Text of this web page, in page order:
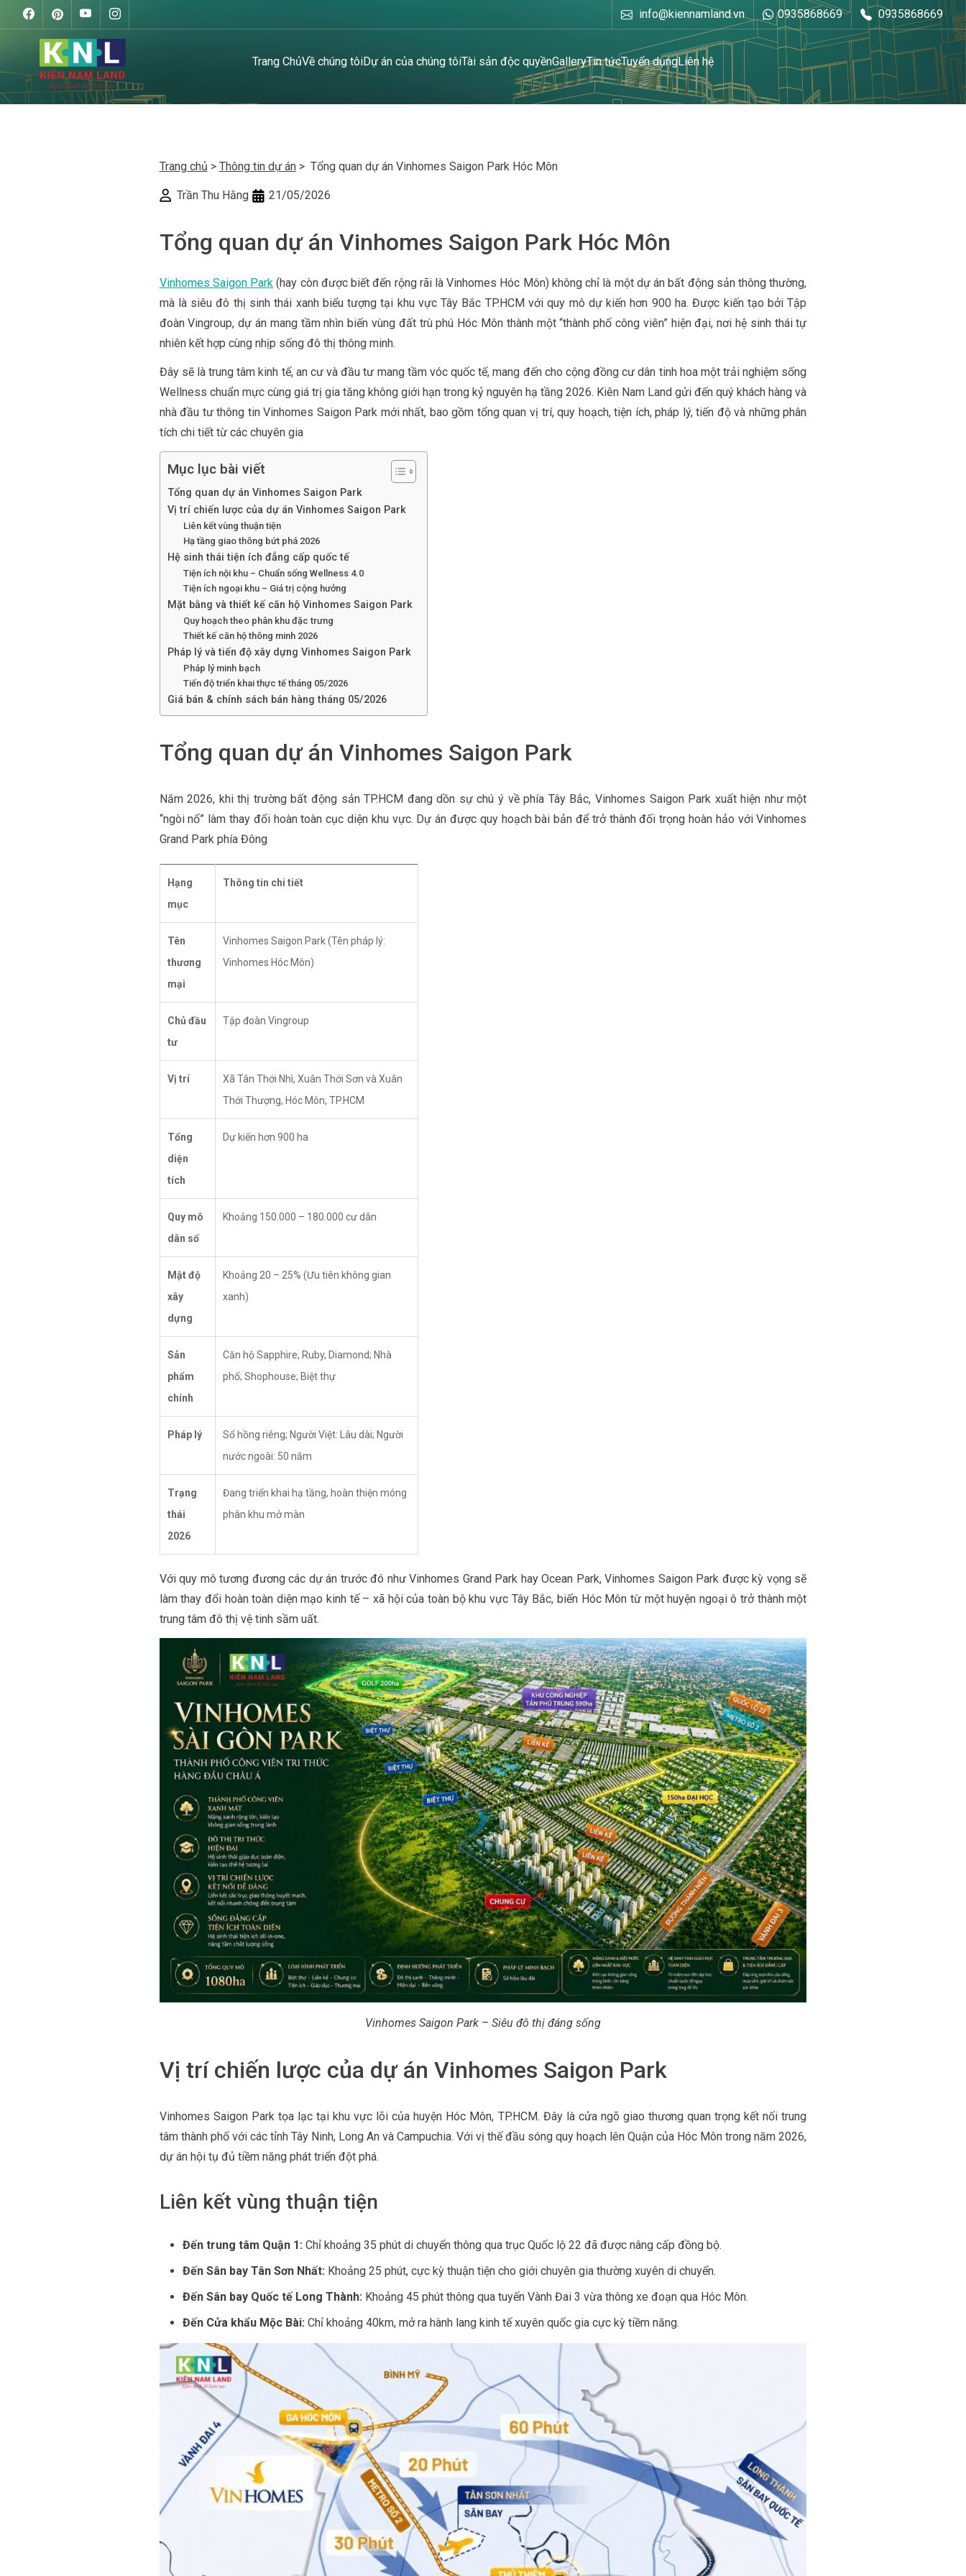
info@kiennamland.vn 0935868669 0935868669
Trang ChủVề chúng tôiDự án của chúng tôiTài sản độc quyềnGalleryTin tứcTuyển dụngLiên hệ
Trang chủ > Thông tin dự án> Tổng quan dự án Vinhomes Saigon Park Hóc Môn
Trần Thu Hằng 21/05/2026
Tổng quan dự án Vinhomes Saigon Park Hóc Môn
Vinhomes Saigon Park (hay còn được biết đến rộng rãi là Vinhomes Hóc Môn) không chỉ là một dự án bất động sản thông thường,
mà là siêu đô thị sinh thái xanh biểu tượng tại khu vực Tây Bắc TP.HCM với quy mô dự kiến hơn 900 ha. Được kiến tạo bởi Tập
đoàn Vingroup, dự án mang tầm nhìn biến vùng đất trù phú Hóc Môn thành một “thành phố công viên” hiện đại, nơi hệ sinh thái tự
nhiên kết hợp cùng nhịp sống đô thị thông minh.
Đây sẽ là trung tâm kinh tế, an cư và đầu tư mang tầm vóc quốc tế, mang đến cho cộng đồng cư dân tinh hoa một trải nghiệm sống
Wellness chuẩn mực cùng giá trị gia tăng không giới hạn trong kỷ nguyên hạ tầng 2026. Kiên Nam Land gửi đến quý khách hàng và
nhà đầu tư thông tin Vinhomes Saigon Park mới nhất, bao gồm tổng quan vị trí, quy hoạch, tiện ích, pháp lý, tiến độ và những phân
tích chi tiết từ các chuyên gia
Mục lục bài viết
Tổng quan dự án Vinhomes Saigon Park
Vị trí chiến lược của dự án Vinhomes Saigon Park
Liên kết vùng thuận tiện
Hạ tầng giao thông bứt phá 2026
Hệ sinh thái tiện ích đẳng cấp quốc tế
Tiện ích nội khu – Chuẩn sống Wellness 4.0
Tiện ích ngoại khu – Giá trị cộng hưởng
Mặt bằng và thiết kế căn hộ Vinhomes Saigon Park
Quy hoạch theo phân khu đặc trưng
Thiết kế căn hộ thông minh 2026
Pháp lý và tiến độ xây dựng Vinhomes Saigon Park
Pháp lý minh bạch
Tiến độ triển khai thực tế tháng 05/2026
Giá bán & chính sách bán hàng tháng 05/2026
Tổng quan dự án Vinhomes Saigon Park
Năm 2026, khi thị trường bất động sản TP.HCM đang dồn sự chú ý về phía Tây Bắc, Vinhomes Saigon Park xuất hiện như một
“ngòi nổ” làm thay đổi hoàn toàn cục diện khu vực. Dự án được quy hoạch bài bản để trở thành đối trọng hoàn hảo với Vinhomes
Grand Park phía Đông
Hạng
mục
Thông tin chi tiết
Tên
thương
mại
Vinhomes Saigon Park (Tên pháp lý:
Vinhomes Hóc Môn)
Chủ đầu
tư
Tập đoàn Vingroup
Vị trí
Xã Tân Thới Nhì, Xuân Thới Sơn và Xuân
Thới Thượng, Hóc Môn, TP.HCM
Tổng
diện
tích
Dự kiến hơn 900 ha
Quy mô
dân số
Khoảng 150.000 – 180.000 cư dân
Mật độ
xây
dựng
Khoảng 20 – 25% (Ưu tiên không gian
xanh)
Sản
phẩm
chính
Căn hộ Sapphire, Ruby, Diamond; Nhà
phố; Shophouse; Biệt thự
Pháp lý
Sổ hồng riêng; Người Việt: Lâu dài; Người
nước ngoài: 50 năm
Trạng
thái
2026
Đang triển khai hạ tầng, hoàn thiện móng
phân khu mở màn
Với quy mô tương đương các dự án trước đó như Vinhomes Grand Park hay Ocean Park, Vinhomes Saigon Park được kỳ vọng sẽ
làm thay đổi hoàn toàn diện mạo kinh tế – xã hội của toàn bộ khu vực Tây Bắc, biến Hóc Môn từ một huyện ngoại ô trở thành một
trung tâm đô thị vệ tinh sầm uất.
Vinhomes Saigon Park – Siêu đô thị đáng sống
Vị trí chiến lược của dự án Vinhomes Saigon Park
Vinhomes Saigon Park tọa lạc tại khu vực lõi của huyện Hóc Môn, TP.HCM. Đây là cửa ngõ giao thương quan trọng kết nối trung
tâm thành phố với các tỉnh Tây Ninh, Long An và Campuchia. Với vị thế đầu sóng quy hoạch lên Quận của Hóc Môn trong năm 2026,
dự án hội tụ đủ tiềm năng phát triển đột phá.
Liên kết vùng thuận tiện
Đến trung tâm Quận 1: Chỉ khoảng 35 phút di chuyển thông qua trục Quốc lộ 22 đã được nâng cấp đồng bộ.
Đến Sân bay Tân Sơn Nhất: Khoảng 25 phút, cực kỳ thuận tiện cho giới chuyên gia thường xuyên di chuyển.
Đến Sân bay Quốc tế Long Thành: Khoảng 45 phút thông qua tuyến Vành Đai 3 vừa thông xe đoạn qua Hóc Môn.
Đến Cửa khẩu Mộc Bài: Chỉ khoảng 40km, mở ra hành lang kinh tế xuyên quốc gia cực kỳ tiềm năng.